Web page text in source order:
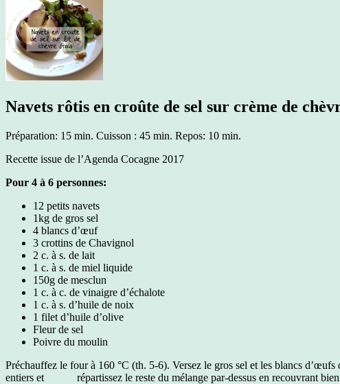
Navets rôtis en croûte de sel sur crème de
Préparation: 15 min. Cuisson : 45 min. Repos: 10 min.
Recette issue de l’Agenda Cocagne 2017
Pour 4 à 6 personnes:
12 petits navets
1kg de gros sel
4 blancs d’œuf
3 crottins de Chavignol
2 c. à s. de lait
1 c. à s. de miel liquide
150g de mesclun
1 c. à c. de vinaigre d’échalote
1 c. à s. d’huile de noix
1 filet d’huile d’olive
Fleur de sel
Poivre du moulin
Préchauffez le four à 160 °C (th. 5-6). Versez le gros sel et les blancs
entiers et répartissez le reste du mélange par-dessus en recouvrant bien